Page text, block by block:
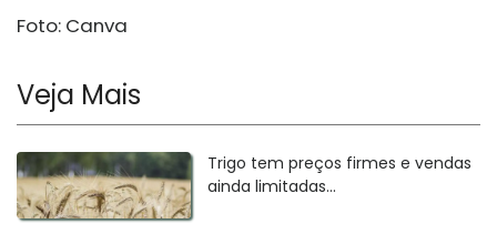
Foto: Canva
Veja Mais
Trigo tem preços firmes e vendas
ainda limitadas...